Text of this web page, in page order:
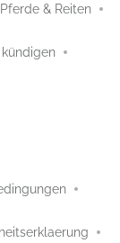
Pferde & Reiten